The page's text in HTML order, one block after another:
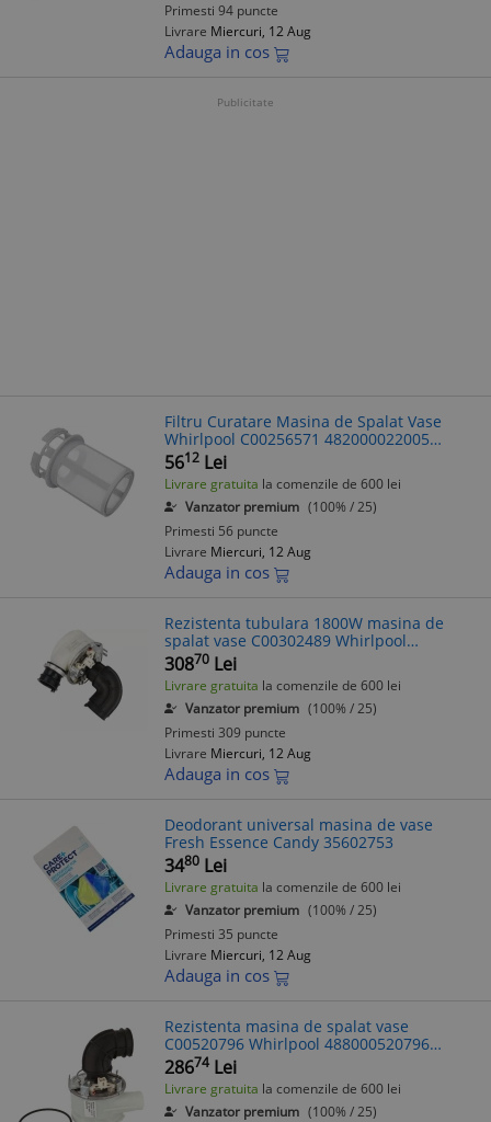
Primesti 94 puncte
Livrare Miercuri, 12 Aug
Adauga in cos
Publicitate
Filtru Curatare Masina de Spalat Vase
Whirlpool C00256571 482000022005
Compatibil Hotpoint Ariston
5612 Lei
Livrare gratuita la comenzile de 600 lei
Vanzator premium (100% / 25)
Primesti 56 puncte
Livrare Miercuri, 12 Aug
Adauga in cos
Rezistenta tubulara 1800W masina de
spalat vase C00302489 Whirlpool
482000022217
30870 Lei
Livrare gratuita la comenzile de 600 lei
Vanzator premium (100% / 25)
Primesti 309 puncte
Livrare Miercuri, 12 Aug
Adauga in cos
Deodorant universal masina de vase
Fresh Essence Candy 35602753
3480 Lei
Livrare gratuita la comenzile de 600 lei
Vanzator premium (100% / 25)
Primesti 35 puncte
Livrare Miercuri, 12 Aug
Adauga in cos
Rezistenta masina de spalat vase
C00520796 Whirlpool 488000520796
compatibila
28674 Lei
Livrare gratuita la comenzile de 600 lei
Vanzator premium (100% / 25)